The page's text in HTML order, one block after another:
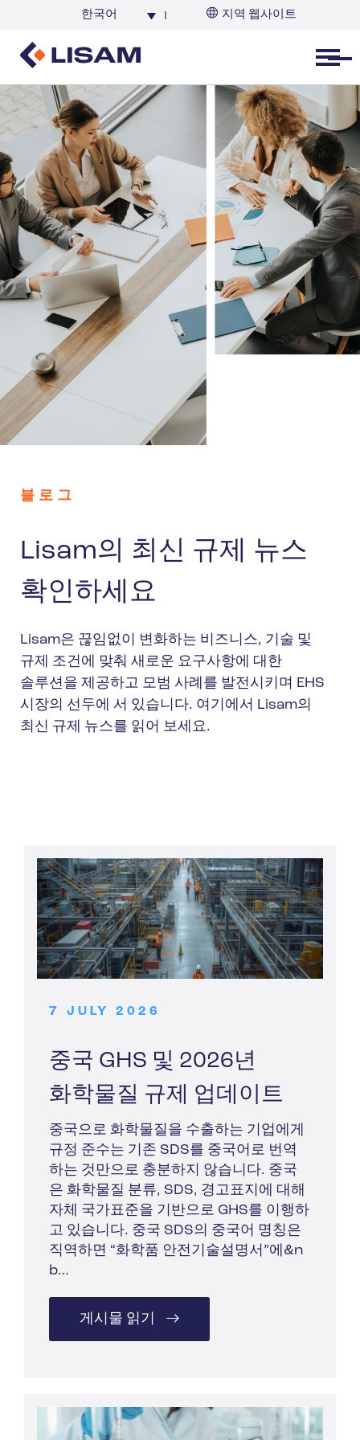
한국어 지역 웹사이트
Open menu
블로그
Lisam의 최신 규제 뉴스
확인하세요
Lisam은 끊임없이 변화하는 비즈니스, 기술 및
규제 조건에 맞춰 새로운 요구사항에 대한
솔루션을 제공하고 모범 사례를 발전시키며 EHS
시장의 선두에 서 있습니다. 여기에서 Lisam의
최신 규제 뉴스를 읽어 보세요.
7 JULY 2026
중국 GHS 및 2026년
화학물질 규제 업데이트
중국으로 화학물질을 수출하는 기업에게
규정 준수는 기존 SDS를 중국어로 번역
하는 것만으로 충분하지 않습니다. 중국
은 화학물질 분류, SDS, 경고표지에 대해
자체 국가표준을 기반으로 GHS를 이행하
고 있습니다. 중국 SDS의 중국어 명칭은
직역하면 “화학품 안전기술설명서”에&n
b…
게시물 읽기